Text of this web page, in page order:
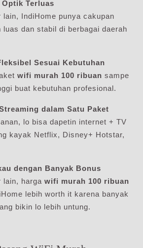
Terluas
lain, IndiHome punya cakupan
luas dan stabil di berbagai daerah
Sesuai Kebutuhan
wifi murah 100 ribuan sampe
buat kebutuhan profesional.
dalam Satu Paket
lo bisa dapetin internet + TV
kayak Netflix, Disney+ Hotstar,
dengan Banyak Bonus
lain, harga wifi murah 100 ribuan
lebih worth it karena banyak
bikin lo lebih untung.